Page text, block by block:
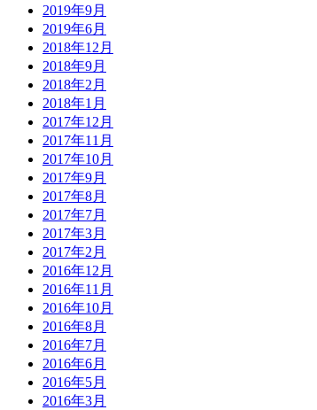
2019年9月
2019年6月
2018年12月
2018年9月
2018年2月
2018年1月
2017年12月
2017年11月
2017年10月
2017年9月
2017年8月
2017年7月
2017年3月
2017年2月
2016年12月
2016年11月
2016年10月
2016年8月
2016年7月
2016年6月
2016年5月
2016年3月